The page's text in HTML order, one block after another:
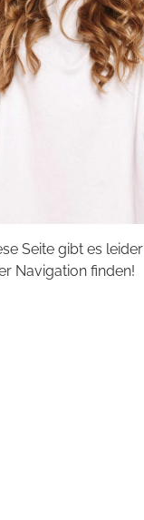
Seite gibt es
Navigation finden!